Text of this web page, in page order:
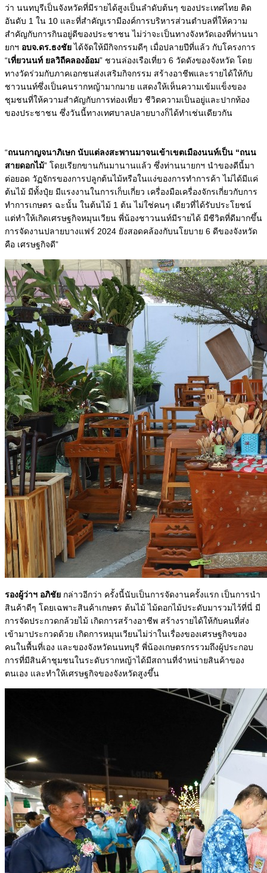
ว่า นนทบุรีเป็นจังหวัดที่มีรายได้สูงเป็นลำดับต้นๆ ของประเทศไทย ติด
อันดับ 1 ใน 10 และที่สำคัญเรามีองค์การบริหารส่วนตำบลที่ให้ความ
สำคัญกับการกินอยู่ดีของประชาชน ไม่ว่าจะเป็นทางจังหวัดเองที่ท่านนา
ยกฯ อบจ.ดร.ธงชัยได้จัดให้มีกิจกรรมดีๆ เมื่อปลายปีที่แล้ว กับโครงการ
“เที่ยวนนท์ ยลวิถีคลองอ้อม” ชวนล่องเรือเที่ยว 6 วัดดังของจังหวัด โดย
ทางวัดร่วมกับภาคเอกชนส่งเสริมกิจกรรม สร้างอาชีพและรายได้ให้กับ
ชาวนนท์ซึ่งเป็นคนรากหญ้ามากมาย แสดงให้เห็นความเข้มแข็งของ
ชุมชนที่ให้ความสำคัญกับการท่องเที่ยว ชีวิตความเป็นอยู่และปากท้อง
ของประชาชน ซึ่งวันนี้ทางเทศบาลปลายบางก็ได้ทำเช่นเดียวกัน
“ถนนกาญจนาภิเษก นับแต่ลงสะพานมาจนเข้าเขตเมืองนนท์เป็น “ถนน
สายดอกไม้” โดยเรียกขานกันมานานแล้ว ซึ่งท่านนายกฯ นำของดีนี้มา
ต่อยอด วัฏจักรของการปลูกต้นไม้หรือในแง่ของการทำการค้า ไม่ได้มีแค่
ต้นไม้ มีทั้งปุ๋ย มีแรงงานในการเก็บเกี่ยว เครื่องมือเครื่องจักรเกี่ยวกับการ
ทำการเกษตร ฉะนั้น ในต้นไม้ 1 ต้น ไม่ใช่คนๆ เดียวที่ได้รับประโยชน์
แต่ทำให้เกิดเศรษฐกิจหมุนเวียน พี่น้องชาวนนท์มีรายได้ มีชีวิตที่ดีมากขึ้น
การจัดงานปลายบางแฟร์ 2024 ยังสอดคล้องกับนโยบาย 6 ดีของจังหวัด
คือ เศรษฐกิจดี”
รองผู้ว่าฯ อภิชัย กล่าวอีกว่า ครั้งนี้นับเป็นการจัดงานครั้งแรก เป็นการนำ
สินค้าดีๆ โดยเฉพาะสินค้าเกษตร ต้นไม้ ไม้ดอกไม้ประดับมารวมไว้ที่นี่ มี
การจัดประกวดกล้วยไม้ เกิดการสร้างอาชีพ สร้างรายได้ให้กับคนที่ส่ง
เข้ามาประกวดด้วย เกิดการหมุนเวียนไม่ว่าในเรื่องของเศรษฐกิจของ
คนในพื้นที่เอง และของจังหวัดนนทบุรี พี่น้องเกษตรกรรวมถึงผู้ประกอบ
การที่มีสินค้าชุมชนในระดับรากหญ้าได้มีสถานที่จำหน่ายสินค้าของ
ตนเอง และทำให้เศรษฐกิจของจังหวัดสูงขึ้น